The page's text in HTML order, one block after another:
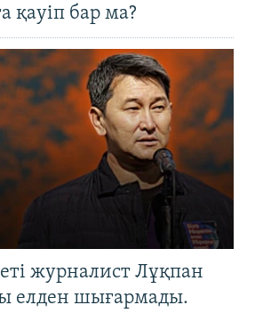
қауіп бар ма?
журналист Лұқпан
елден шығармады.